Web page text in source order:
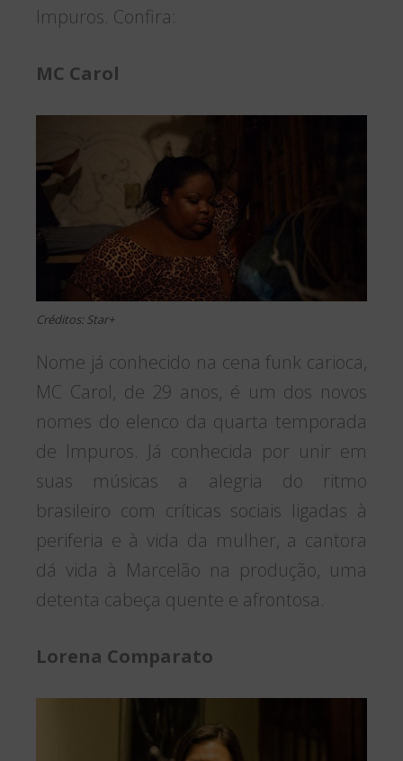
Impuros. Confira:
MC Carol
Créditos: Star+
Nome já conhecido na cena funk carioca,
MC Carol, de 29 anos, é um dos novos
nomes do elenco da quarta temporada
de Impuros. Já conhecida por unir em
suas músicas a alegria do ritmo
brasileiro com críticas sociais ligadas à
periferia e à vida da mulher, a cantora
dá vida à Marcelão na produção, uma
detenta cabeça quente e afrontosa.
Lorena Comparato